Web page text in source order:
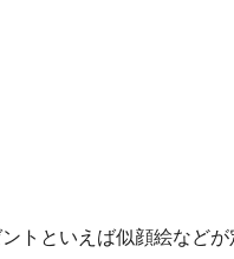
トといえば似顔絵など